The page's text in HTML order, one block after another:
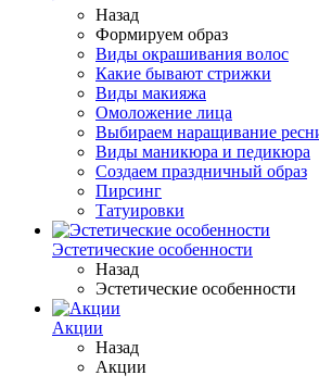
Назад
Формируем образ
Виды окрашивания волос
Какие бывают стрижки
Виды макияжа
Омоложение лица
Выбираем наращивание
Виды маникюра и педикюра
Создаем праздничный образ
Пирсинг
Татуировки
Эстетические особенности
Назад
Эстетические особенности
Акции
Назад
Акции